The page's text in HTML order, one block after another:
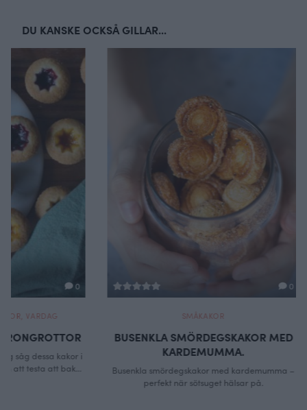
DU KANSKE OCKSÅ GILLAR...
BUSENKLA SMÖRDEGSKAKOR MED
KARDEMUMMA.
Busenkla smördegskakor med kardemumma –
perfekt när sötsuget hälsar på.